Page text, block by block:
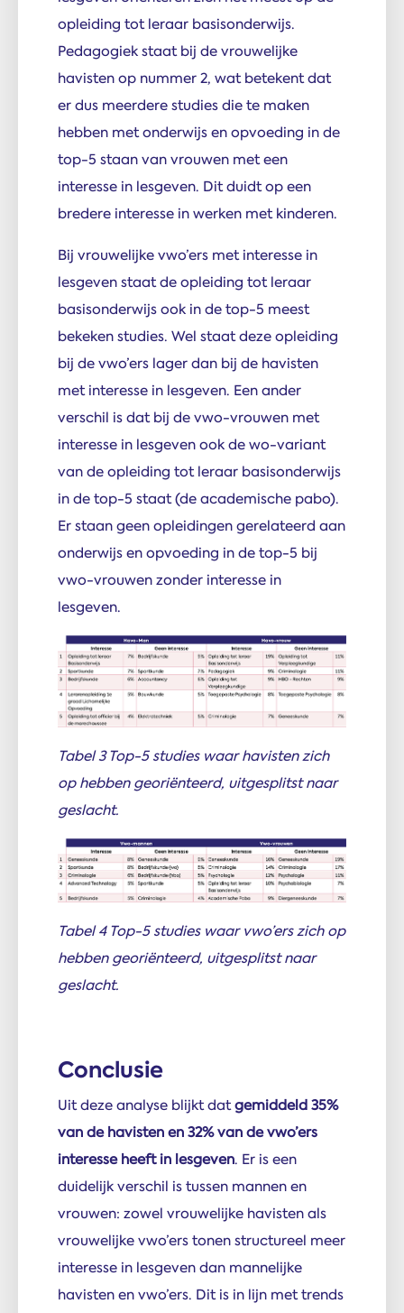
opleiding tot leraar basisonderwijs.
Pedagogiek staat bij de vrouwelijke
havisten op nummer 2, wat betekent dat
er dus meerdere studies die te maken
hebben met onderwijs en opvoeding in de
top-5 staan van vrouwen met een
interesse in lesgeven. Dit duidt op een
bredere interesse in werken met kinderen.
Bij vrouwelijke vwo’ers met interesse in
lesgeven staat de opleiding tot leraar
basisonderwijs ook in de top-5 meest
bekeken studies. Wel staat deze opleiding
bij de vwo’ers lager dan bij de havisten
met interesse in lesgeven. Een ander
verschil is dat bij de vwo-vrouwen met
interesse in lesgeven ook de wo-variant
van de opleiding tot leraar basisonderwijs
in de top-5 staat (de academische pabo).
Er staan geen opleidingen gerelateerd aan
onderwijs en opvoeding in de top-5 bij
vwo-vrouwen zonder interesse in
lesgeven.
Tabel 3 Top-5 studies waar havisten zich
op hebben georiënteerd, uitgesplitst naar
geslacht.
Tabel 4 Top-5 studies waar vwo’ers zich op
hebben georiënteerd, uitgesplitst naar
geslacht.
Conclusie
Uit deze analyse blijkt datgemiddeld 35%
van de havisten en 32% van de vwo’ers
interesse heeft in lesgeven. Er is een
duidelijk verschil is tussen mannen en
vrouwen: zowel vrouwelijke havisten als
vrouwelijke vwo’ers tonen structureel meer
interesse in lesgeven dan mannelijke
havisten en vwo’ers. Dit is in lijn met trends